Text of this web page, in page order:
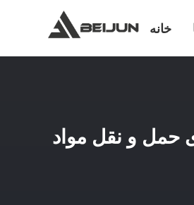
خانه
حمل و نقل مواد